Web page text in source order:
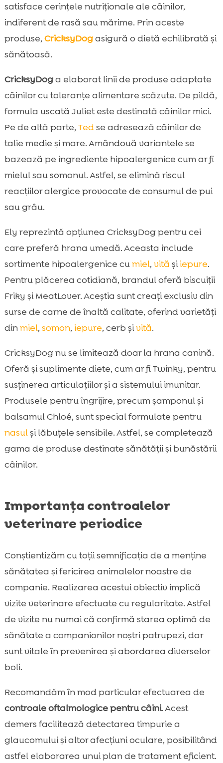
satisface cerințele nutriționale ale câinilor,
indiferent de rasă sau mărime. Prin aceste
produse, CricksyDogasigură o dietă echilibrată și
sănătoasă.
CricksyDoga elaborat linii de produse adaptate
câinilor cu toleranțe alimentare scăzute. De pildă,
formula uscată Juliet este destinată câinilor mici.
Pe de altă parte, Tedse adresează câinilor de
talie medie și mare. Amândouă variantele se
bazează pe ingrediente hipoalergenice cum ar fi
mielul sau somonul. Astfel, se elimină riscul
reacțiilor alergice provocate de consumul de pui
sau grâu.
Ely reprezintă opțiunea CricksyDog pentru cei
care preferă hrana umedă. Aceasta include
sortimente hipoalergenice cumiel, vită șiiepure.
Pentru plăcerea cotidiană, brandul oferă biscuiții
Friky și MeatLover. Aceștia sunt creați exclusiv din
surse de carne de înaltă calitate, oferind varietăți
dinmiel, somon, iepure, cerb șivită.
CricksyDog nu se limitează doar la hrana canină.
Oferă și suplimente diete, cum ar fi Twinky, pentru
susținerea articulațiilor și a sistemului imunitar.
Produsele pentru îngrijire, precum șamponul și
balsamul Chloé, sunt special formulate pentru
nasulși lăbuțele sensibile. Astfel, se completează
gama de produse destinate sănătății și bunăstării
câinilor.
Importanța controalelor
veterinare periodice
Conștientizăm cu toții semnificația de a menține
sănătatea și fericirea animalelor noastre de
companie. Realizarea acestui obiectiv implică
vizite veterinare efectuate cu regularitate. Astfel
de vizite nu numai că confirmă starea optimă de
sănătate a companionilor noștri patrupezi, dar
sunt vitale în prevenirea și abordarea diverselor
boli.
Recomandăm în mod particular efectuarea de
controale oftalmologice pentru câini. Acest
demers facilitează detectarea timpurie a
glaucomului și altor afecțiuni oculare, posibilitând
astfel elaborarea unui plan de tratament eficient.